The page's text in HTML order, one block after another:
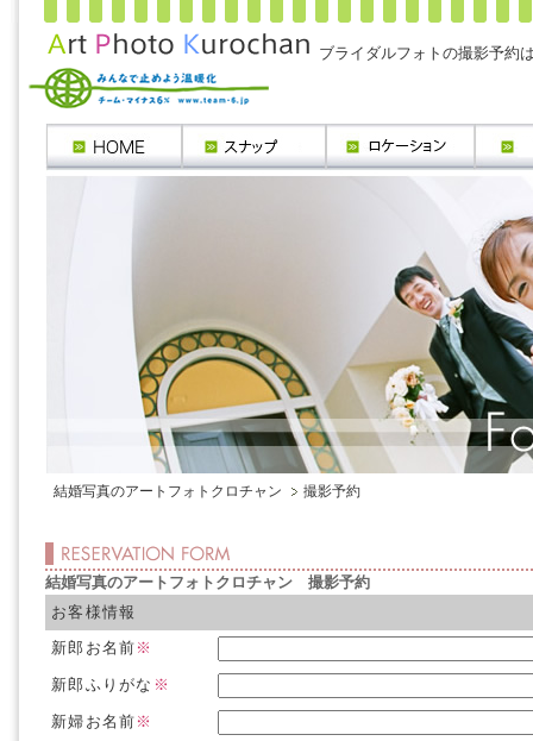
ブライダルフォトの撮影予約
結婚写真のアートフォトクロチャン 撮影予約
結婚写真のアートフォトクロチャン 撮影予約
お客様情報
新郎お名前 ※
新郎ふりがな ※
新婦お名前 ※